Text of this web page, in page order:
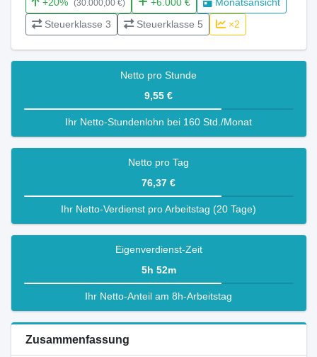
(30.000,00 €)
Steuerklasse 3
Steuerklasse 5 ×2
Netto pro Stunde
9,55 €
Ihr Netto-Stundenlohn bei 160 Std./Monat
Netto pro Tag
76,37 €
Ihr Netto-Verdienst pro Arbeitstag (20 Tage)
Eigenverdienst-Zeit
5h 52m
Ihr Netto-Anteil am 8h-Arbeitstag
Zusammenfassung